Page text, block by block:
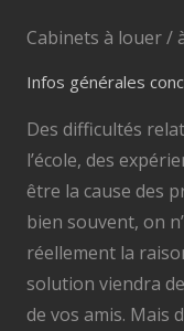
Cabinets à louer /
Infos générales
Des difficultés
l’école, des
être la cause des
bien souvent, on
réellement la
solution viendra
de vos amis. Mais